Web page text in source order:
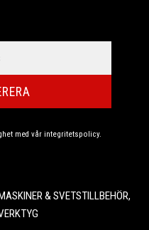
med vår integritetspolicy.
& SVETSTILLBEHÖR,